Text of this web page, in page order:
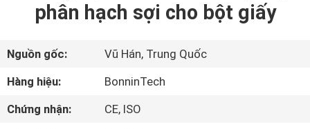
SẢN
PHẨM
Ltd..
Reserved.
Developed
ECER
phân hạch sợi cho bột giấy
Nguồn gốc:
Vũ Hán, Trung Quốc
Hàng hiệu:
BonninTech
Chứng nhận:
CE, ISO